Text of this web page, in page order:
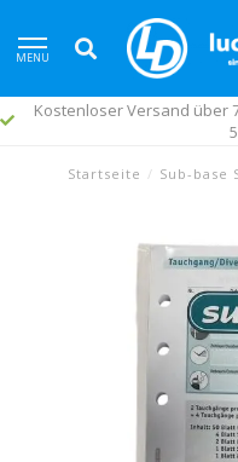
MENU
Kostenloser Versand über
Startseite / Sub-base